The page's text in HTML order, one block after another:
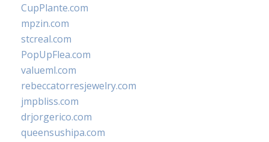
CupPlante.com
mpzin.com
stcreal.com
PopUpFlea.com
valueml.com
rebeccatorresjewelry.com
jmpbliss.com
drjorgerico.com
queensushipa.com